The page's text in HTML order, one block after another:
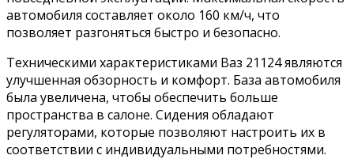
автомобиля составляет около 160 км/ч, что
позволяет разгоняться быстро и безопасно.
Техническими характеристиками Ваз 21124 являются
улучшенная обзорность и комфорт. База автомобиля
была увеличена, чтобы обеспечить больше
пространства в салоне. Сидения обладают
регуляторами, которые позволяют настроить их в
соответствии с индивидуальными потребностями.